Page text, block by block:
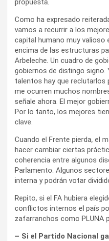
propuesta.
Como ha expresado
vamos a recurrir a los
capital humano muy valioso
encima de las estructuras
Arbeleche. Un cuadro de
gobiernos de distingo signo.
talentos hay que reclutarlos
me ocurren muchos
señale ahora. El mejor
Por lo tanto, los mejores
clave.
Cuando el Frente pierda, el
hacer cambiar ciertas
coherencia entre algunos
Parlamento. Algunos
interna y podrán votar
Repito, si el FA hubiera
conflictos internos el país
zafarranchos como PLUNA
– Si el Partido Nacional